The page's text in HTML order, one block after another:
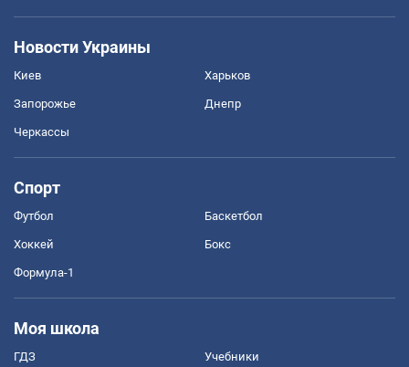
Новости Украины
Киев Харьков
Запорожье Днепр
Черкассы
Спорт
Футбол Баскетбол
Хоккей Бокс
Формула-1
Моя школа
ГДЗ Учебники